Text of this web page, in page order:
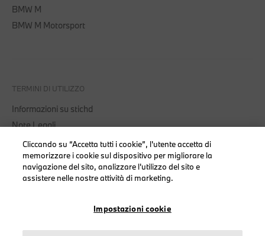
BMW M
BMW M Motorsport
TERMINI DI UTILIZZO
Informazioni su stichd
Note Legali
Informativa Privacy
Cookies
Accessibility Act
Cliccando su “Accetta tutti i cookie”, l'utente accetta di
memorizzare i cookie sul dispositivo per migliorare la
navigazione del sito, analizzare l'utilizzo del sito e
assistere nelle nostre attività di marketing.
Impostazioni cookie